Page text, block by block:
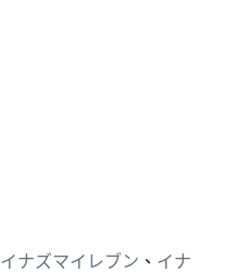
イナズマイレブン 、 イナ